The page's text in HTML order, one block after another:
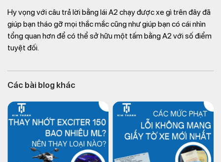
Hy vọng với câu trả lời bằng lái A2 chạy được xe gì trên đây đã
giúp bạn tháo gỡ mọi thắc mắc cũng như giúp bạn có cái nhìn
tổng quan hơn để có thể sở hữu một tấm bằng A2 với số điểm
tuyệt đối.
Các bài blog khác